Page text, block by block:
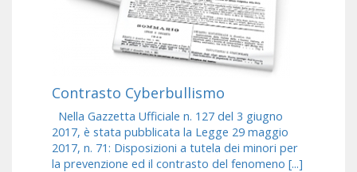
Contrasto Cyberbullismo
Nella Gazzetta Ufficiale n. 127 del 3 giugno
2017, è stata pubblicata la Legge 29 maggio
2017, n. 71: Disposizioni a tutela dei minori per
la prevenzione ed il contrasto del fenomeno [...]